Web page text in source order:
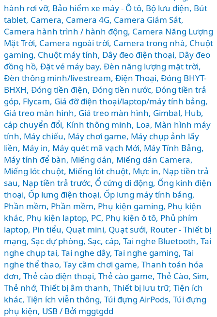
Ultra:
Đâu
là
tai
nghe
chống
ồn
tốt
nhất
2026?
hành rơi vỡ, Bảo hiểm xe máy - Ô tô, Bộ lưu điện, Bút
tablet, Camera, Camera 4G, Camera Giám Sát,
Camera hành trình / hành động, Camera Năng Lượng
Mặt Trời, Camera ngoài trời, Camera trong nhà, Chuột
gaming, Chuột máy tính, Dây đeo điện thoại, Dây đeo
đồng hồ, Đặt vé máy bay, Đèn năng lượng mặt trời,
Đèn thông minh/livestream, Điện Thoại, Đóng BHYT-
BHXH, Đóng tiền điện, Đóng tiền nước, Đóng tiền trả
góp, Flycam, Giá đỡ điện thoại/laptop/máy tính bảng,
Giá treo màn hình, Giá treo màn hình, Gimbal, Hub,
cáp chuyển đổi, Kính thông minh, Loa, Màn hình máy
tính, Máy chiếu, Máy chơi game, Máy chụp ảnh lấy
liền, Máy in, Máy quét mã vạch Mới, Máy Tính Bảng,
Máy tính để bàn, Miếng dán, Miếng dán Camera,
Miếng lót chuột, Miếng lót chuột, Mực in, Nạp tiền trả
sau, Nạp tiền trả trước, Ổ cứng di động, Ống kinh điện
thoại, Ốp lưng điện thoại, Ốp lưng máy tính bảng,
Phần mềm, Phần mềm, Phụ kiện gaming, Phụ kiện
khác, Phụ kiện laptop, PC, Phụ kiện ô tô, Phủ phím
laptop, Pin tiểu, Quạt mini, Quạt sưởi, Router - Thiết bị
mạng, Sạc dự phòng, Sạc, cáp, Tai nghe Bluetooth, Tai
nghe chụp tai, Tai nghe dây, Tai nghe gaming, Tai
nghe thể thao, Tay cầm chơi game, Thanh toán hóa
đơn, Thẻ cào điện thoại, Thẻ cào game, Thẻ Cào, Sim,
Thẻ nhớ, Thiết bị âm thanh, Thiết bị lưu trữ, Tiện ích
khác, Tiện ích viễn thông, Túi đựng AirPods, Túi đựng
phụ kiện, USB/ Bởi mggtgdd